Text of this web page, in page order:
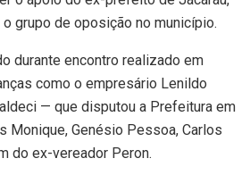
grupo de oposição no município.
durante encontro realizado em
como o empresário Lenildo
— que disputou a Prefeitura em
Monique, Genésio Pessoa, Carlos
do ex-vereador Peron.